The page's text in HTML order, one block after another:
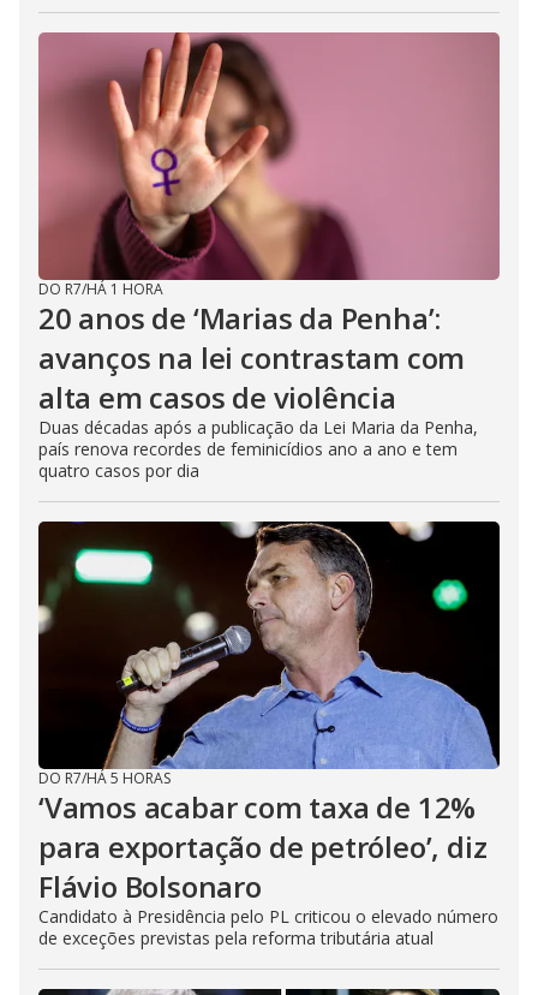
DO R7/HÁ 1 HORA
20 anos de ‘Marias da Penha’:
avanços na lei contrastam com
alta em casos de violência
Duas décadas após a publicação da Lei Maria da Penha,
país renova recordes de feminicídios ano a ano e tem
quatro casos por dia
DO R7/HÁ 5 HORAS
‘Vamos acabar com taxa de 12%
para exportação de petróleo’, diz
Flávio Bolsonaro
Candidato à Presidência pelo PL criticou o elevado número
de exceções previstas pela reforma tributária atual